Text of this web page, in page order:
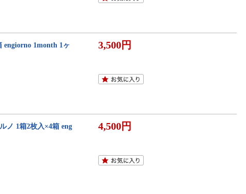
engiorno 1month 1ヶ
3,500円
ノ 1箱2枚入×4箱 eng
4,500円